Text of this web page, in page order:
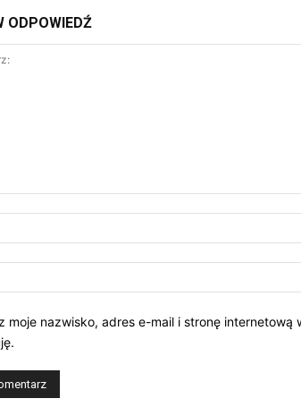
ODPOWIEDŹ
moje nazwisko, adres e-mail i stronę